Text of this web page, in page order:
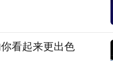
看起来更出色